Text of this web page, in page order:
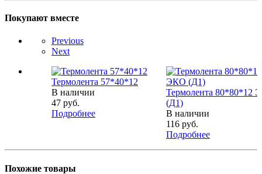
Покупают вместе
Previous
Next
Термолента 57*40*12
В наличии
47 руб.
Подробнее
Термолента 80*80*12
(Д1)
В наличии
116 руб.
Подробнее
Похожие товары